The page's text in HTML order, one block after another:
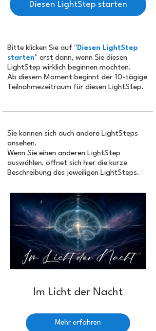
Diesen LightStep starten
Bitte klicken Sie auf " Diesen LightStep
starten" erst dann, wenn Sie diesen
LightStep wirklich beginnen möchten.
Ab diesem Moment beginnt der 10-tägige
Teilnahmezeitraum für diesen LightStep.
Sie können sich auch andere LightSteps
ansehen.
Wenn Sie einen anderen LightStep
auswählen, öffnet sich hier die kurze
Beschreibung des jeweiligen LightSteps.
Im Licht der Nacht
Mehr erfahren